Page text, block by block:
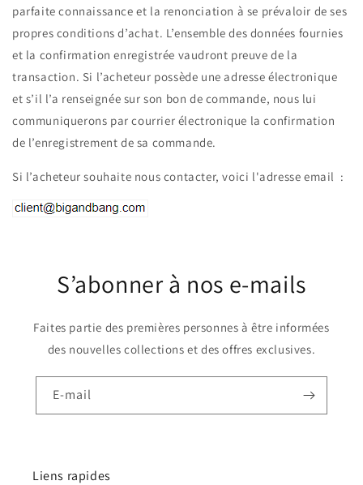
parfaite connaissance et la renonciation à se prévaloir de ses
propres conditions d’achat. L’ensemble des données fournies
et la confirmation enregistrée vaudront preuve de la
transaction. Si l’acheteur possède une adresse électronique
et s’il l’a renseignée sur son bon de commande, nous lui
communiquerons par courrier électronique la confirmation
de l’enregistrement de sa commande.
Si l’acheteur souhaite nous contacter, voici l'adresse email :
S’abonner à nos e-mails
Faites partie des premières personnes à être informées
des nouvelles collections et des offres exclusives.
E-mail
Liens rapides